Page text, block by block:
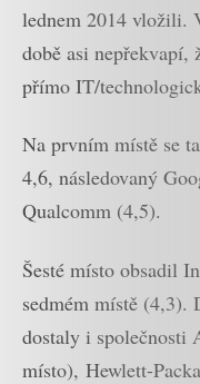
lednem 2014 vložili.
době asi nepřekvapí,
přímo IT/
Na prvním místě se
4,6, následovaný
Qualcomm (4,5).
Šesté místo obsadil
sedmém místě (4,3).
dostaly i společnosti
místo), Hewlett-